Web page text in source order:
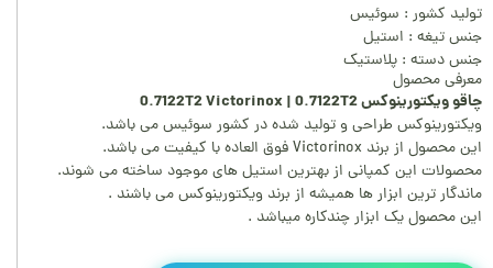
تولید کشور : سوئیس
جنس تیغه : استیل
جنس دسته : پلاستیک
معرفی محصول
چاقو ویکتورینوکس 0.7122T2 Victorinox | 0.7122T2
ویکتورینوکس طراحی و تولید شده در کشور سوئیس می باشد.
این محصول از برند Victorinox فوق العاده با کیفیت می باشد.
محصولات این کمپانی از بهترین استیل های موجود ساخته می شوند.
ماندگار ترین ابزار ها همیشه از برند ویکتورینوکس می باشند .
این محصول یک ابزار چندکاره میباشد .